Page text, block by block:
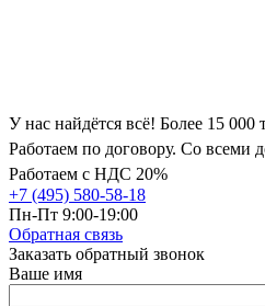
У нас найдётся всё! Более 15 000
Работаем по договору. Со всеми
Работаем с НДС 20%
+7 (495) 580-58-18
Пн-Пт 9:00-19:00
Обратная связь
Заказать обратный звонок
Ваше имя